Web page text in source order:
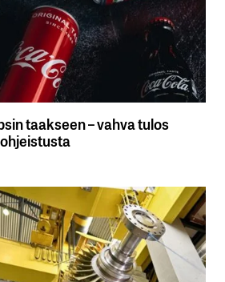
taakseen – vahva tulos